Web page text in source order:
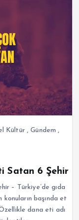
Kültür,Gündem ,
Satan 6 Şehir
– Türkiye’de gıda
başında et
dana eti adı